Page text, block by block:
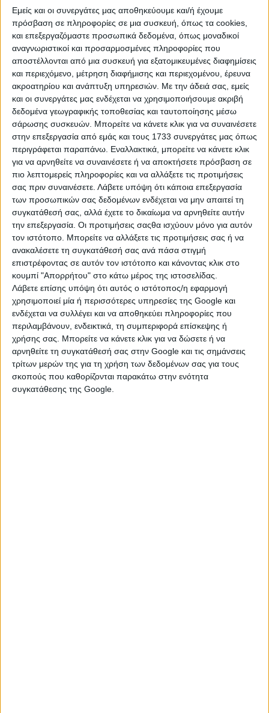
Εμείς και οι συνεργάτες μας αποθηκεύουμε και/ή έχουμε
πρόσβαση σε πληροφορίες σε μια συσκευή, όπως τα cookies,
και επεξεργαζόμαστε προσωπικά δεδομένα, όπως μοναδικοί
αναγνωριστικοί και προσαρμοσμένες πληροφορίες που
αποστέλλονται από μια συσκευή για εξατομικευμένες διαφημίσεις
και περιεχόμενο, μέτρηση διαφήμισης και περιεχομένου, έρευνα
ακροατηρίου και ανάπτυξη υπηρεσιών. Με την άδειά σας, εμείς
και οι συνεργάτες μας ενδέχεται να χρησιμοποιήσουμε ακριβή
δεδομένα γεωγραφικής τοποθεσίας και ταυτοποίησης μέσω
σάρωσης συσκευών. Μπορείτε να κάνετε κλικ για να συναινέσετε
στην επεξεργασία από εμάς και τους 1733 συνεργάτες μας όπως
περιγράφεται παραπάνω. Εναλλακτικά, μπορείτε να κάνετε κλικ
για να αρνηθείτε να συναινέσετε ή να αποκτήσετε πρόσβαση σε
πιο λεπτομερείς πληροφορίες και να αλλάξετε τις προτιμήσεις
σας πριν συναινέσετε. Λάβετε υπόψη ότι κάποια επεξεργασία
των προσωπικών σας δεδομένων ενδέχεται να μην απαιτεί τη
συγκατάθεσή σας, αλλά έχετε το δικαίωμα να αρνηθείτε αυτήν
την επεξεργασία. Οι προτιμήσεις σαςθα ισχύουν μόνο για αυτόν
τον ιστότοπο. Μπορείτε να αλλάξετε τις προτιμήσεις σας ή να
ανακαλέσετε τη συγκατάθεσή σας ανά πάσα στιγμή
επιστρέφοντας σε αυτόν τον ιστότοπο και κάνοντας κλικ στο
κουμπί "Απορρήτου" στο κάτω μέρος της ιστοσελίδας.
Λάβετε επίσης υπόψη ότι αυτός ο ιστότοπος/η εφαρμογή
χρησιμοποιεί μία ή περισσότερες υπηρεσίες της Google και
ενδέχεται να συλλέγει και να αποθηκεύει πληροφορίες που
περιλαμβάνουν, ενδεικτικά, τη συμπεριφορά επίσκεψης ή
χρήσης σας. Μπορείτε να κάνετε κλικ για να δώσετε ή να
αρνηθείτε τη συγκατάθεσή σας στην Google και τις σημάνσεις
τρίτων μερών της για τη χρήση των δεδομένων σας για τους
σκοπούς που καθορίζονται παρακάτω στην ενότητα
συγκατάθεσης της Google.
Δε βρέθηκαν αγγελίες σύμφωνα με τα
κριτήρια αναζήτησής σας.
Δοκιμάστε να καθαρίσετε όλα τα υπάρχοντα φίλτρα
αναζήτησης.
ΚΑΤΗΓΟΡΙΕΣ
ΚΗΠΟΣ & ΒΕΡΑΝΤΑ
Διάφορα Έπιπλα Κήπου & Βεράντας
Καναπέδες